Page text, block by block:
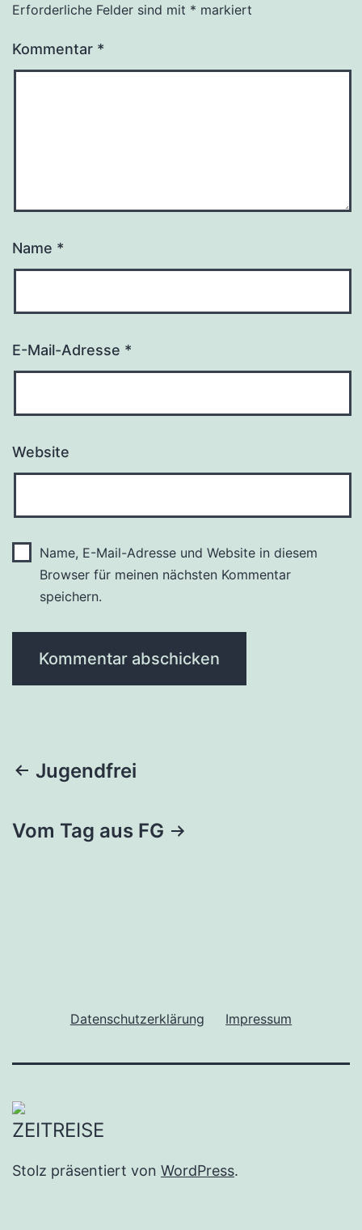
Erforderliche Felder sind mit * markiert
Kommentar *
Name *
E-Mail-Adresse *
Website
Name, E-Mail-Adresse und Website in diesem
Browser für meinen nächsten Kommentar
speichern.
Beitragsnavigation
Jugendfrei
Vom Tag aus FG
Datenschutzerklärung Impressum
Stolz präsentiert von WordPress.